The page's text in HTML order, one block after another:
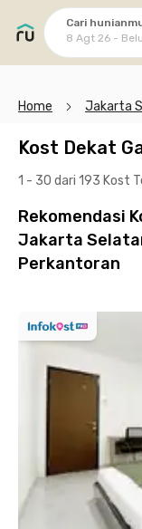
Cari
8 Agt 26 -
Home Jakarta
Kost Dekat
1 - 30 dari 193 Kost
Rekomendasi
Jakarta
Perkantoran